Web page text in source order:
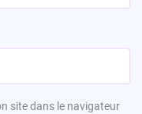
site dans le navigateur